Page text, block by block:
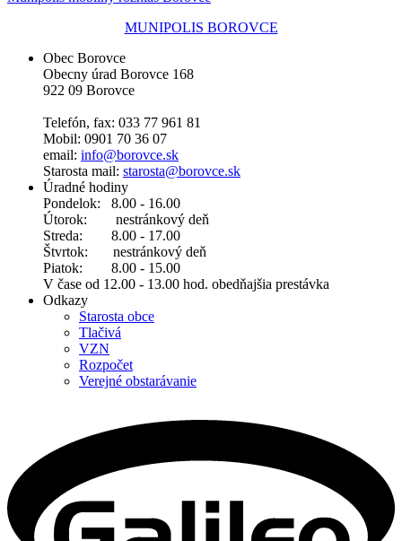
MUNIPOLIS BOROVCE
Obec Borovce
Obecny úrad Borovce 168
922 09 Borovce
Telefón, fax: 033 77 961 81
Mobil: 0901 70 36 07
email: info@borovce.sk
Starosta mail: starosta@borovce.sk
Úradné hodiny
Pondelok: 8.00 - 16.00
Útorok: nestránkový deň
Streda: 8.00 - 17.00
Štvrtok: nestránkový deň
Piatok: 8.00 - 15.00
V čase od 12.00 - 13.00 hod. obedňajšia prestávka
Odkazy
Starosta obce
Tlačivá
VZN
Rozpočet
Verejné obstarávanie